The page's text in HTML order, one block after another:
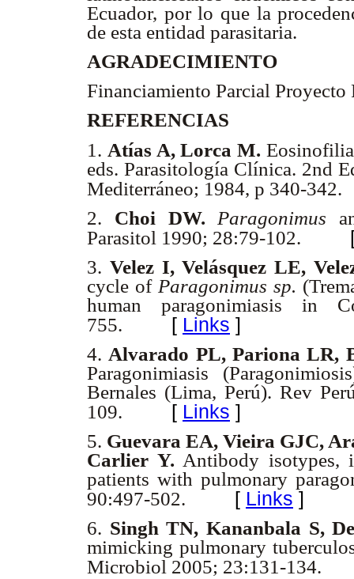
Ecuador, por lo que la
de esta entidad parasitaria.
AGRADECIMIENTO
Financiamiento Parcial
REFERENCIAS
1. Atías A, Lorca M.
eds. Parasitología Clínica. 2nd
Mediterráneo; 1984, p 340-342.
2. Choi DW. Paragonimus
Parasitol 1990; 28:79-102.
3. Velez I, Velásquez LE,
cycle of Paragonimus sp.
human paragonimiasis in
755.
[ Links ]
4. Alvarado PL, Pariona LR,
Paragonimiasis
Bernales (Lima, Perú). Rev
109.
[ Links ]
5. Guevara EA, Vieira GJC,
Carlier Y. Antibody isotypes,
patients with pulmonary
90:497-502.
[ Links ]
6. Singh TN, Kananbala S,
mimicking pulmonary
Microbiol 2005; 23:131-134.